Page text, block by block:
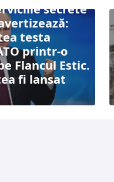
secrete
testa
printr-o
Flancul Estic.
fi lansat